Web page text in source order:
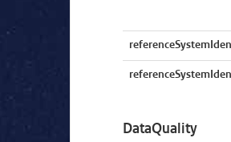
DataQuality